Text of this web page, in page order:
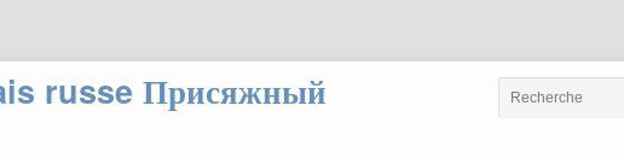
russe Присяжный